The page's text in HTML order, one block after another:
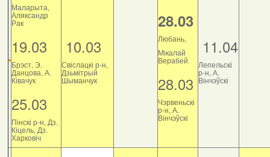
Маларыта,
Аляксандр
Рак
19.03
Брэст, Э.
Данцова, А.
Ківачук
25.03
Пінскі р-н, Дз.
Кіцель, Дз.
Харковіч
10.03
Свіслацкі р-н,
Дзьмітрый
Шыманчук
28.03
Любань,
Мікалай
Верабей
28.03
Чэрвеньскі
р-н, А.
Вінчэўскі
11.04
Лепельскі
р-н, А.
Вінчэўскі